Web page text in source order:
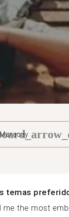
Maracay
temas
me the most